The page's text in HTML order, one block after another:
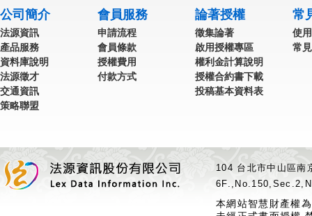
公司簡介
法源資訊
產品服務
資料庫說明
法源徵才
交通資訊
策略聯盟
會員服務
申請流程
會員條款
授權費用
付款方式
論著授權
徵集論著
啟用授權專區
權利金計算說明
授權合約書下載
投稿基本資料表
常
使
常
104 台北市中山區
本網站智慧財產權